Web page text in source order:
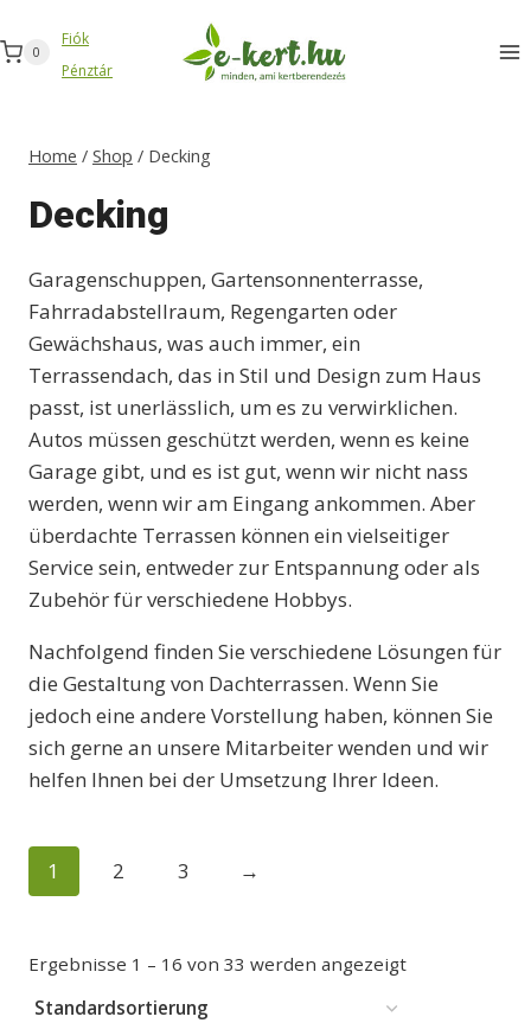
Inhalt
springen
0
Fiók
Pénztár
Home / Shop / Decking
Decking
Garagenschuppen, Gartensonnenterrasse,
Fahrradabstellraum, Regengarten oder
Gewächshaus, was auch immer, ein
Terrassendach, das in Stil und Design zum Haus
passt, ist unerlässlich, um es zu verwirklichen.
Autos müssen geschützt werden, wenn es keine
Garage gibt, und es ist gut, wenn wir nicht nass
werden, wenn wir am Eingang ankommen. Aber
überdachte Terrassen können ein vielseitiger
Service sein, entweder zur Entspannung oder als
Zubehör für verschiedene Hobbys.
Nachfolgend finden Sie verschiedene Lösungen für
die Gestaltung von Dachterrassen. Wenn Sie
jedoch eine andere Vorstellung haben, können Sie
sich gerne an unsere Mitarbeiter wenden und wir
helfen Ihnen bei der Umsetzung Ihrer Ideen.
1 2 3 →
Ergebnisse 1 – 16 von 33 werden angezeigt